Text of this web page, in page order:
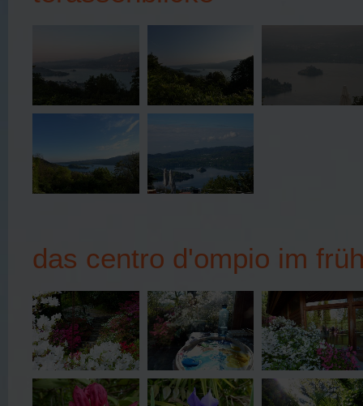
das centro d'ompio im